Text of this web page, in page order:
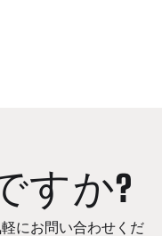
すか?
にお問い合わせくだ